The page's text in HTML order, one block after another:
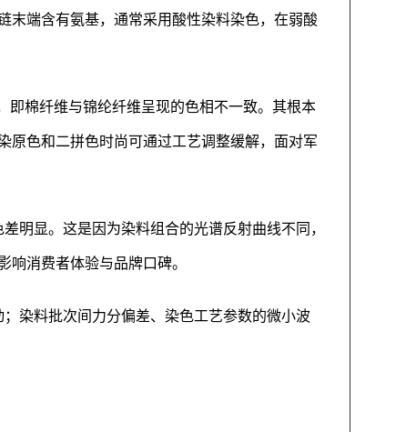
末端含有氨基，通常采用酸性染料染色，在弱酸
即棉纤维与锦纶纤维呈现的色相不一致。其根本
原色和二拼色时尚可通过工艺调整缓解，面对军
明显。这是因为染料组合的光谱反射曲线不同，
消费者体验与品牌口碑。
染料批次间力分偏差、染色工艺参数的微小波